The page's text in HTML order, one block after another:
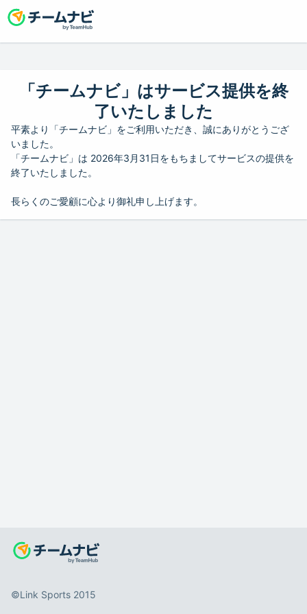
「チームナビ」はサービス提供を終
了いたしました
平素より「チームナビ」をご利用いただき、誠にありがとうござ
いました。
「チームナビ」は 2026年3月31日をもちましてサービスの提供を
終了いたしました。
長らくのご愛顧に心より御礼申し上げます。
©️Link Sports 2015